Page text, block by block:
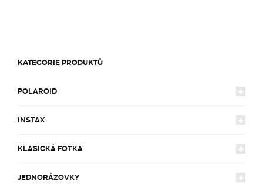
KATEGORIE PRODUKTŮ
POLAROID
FOTOAPARÁTY
600
LIMITOVANÉ EDICE
FILMY
INSTAX
FOTOAPARÁTY
MINI
KLASICKÁ FOTKA
FOTOAPARÁTY
JEDNORÁZOVKY